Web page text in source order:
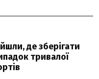
де зберігати
тривалої